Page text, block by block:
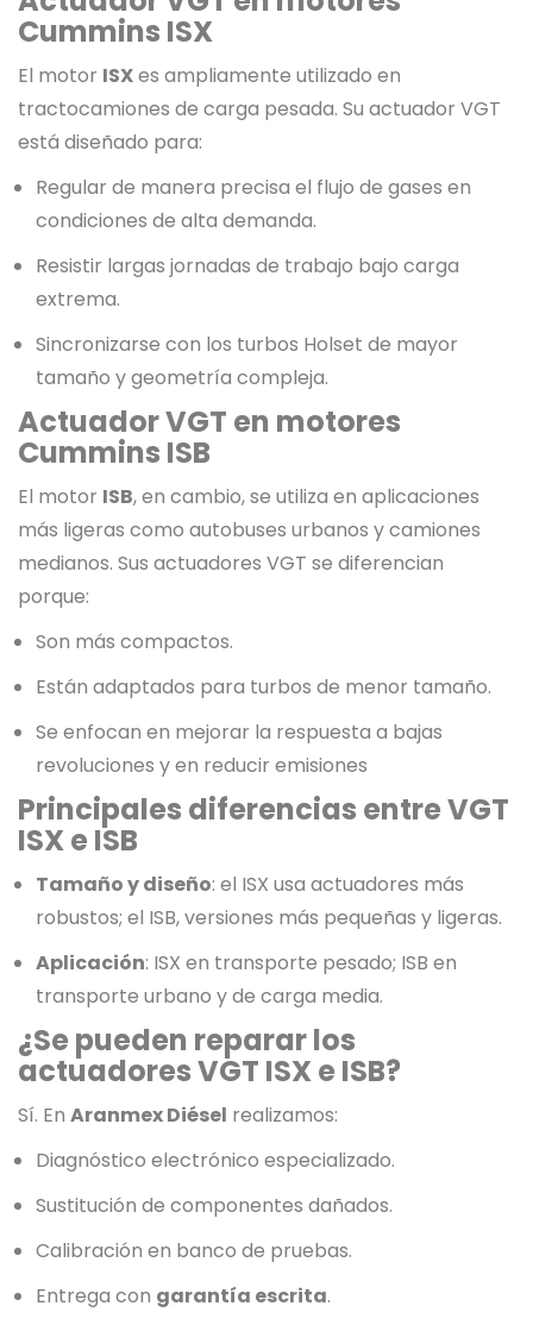
Cummins ISX
El motor ISXes ampliamente utilizado en
tractocamiones de carga pesada. Su actuador VGT
está diseñado para:
Regular de manera precisa el flujo de gases en
condiciones de alta demanda.
Resistir largas jornadas de trabajo bajo carga
extrema.
Sincronizarse con los turbos Holset de mayor
tamaño y geometría compleja.
Actuador VGT en motores
Cummins ISB
El motor ISB, en cambio, se utiliza en aplicaciones
más ligeras como autobuses urbanos y camiones
medianos. Sus actuadores VGT se diferencian
porque:
Son más compactos.
Están adaptados para turbos de menor tamaño.
Se enfocan en mejorar la respuesta a bajas
revoluciones y en reducir emisiones
Principales diferencias entre VGT
ISX e ISB
Tamaño y diseño: el ISX usa actuadores más
robustos; el ISB, versiones más pequeñas y ligeras.
Aplicación: ISX en transporte pesado; ISB en
transporte urbano y de carga media.
¿Se pueden reparar los
actuadores VGT ISX e ISB?
Sí. En Aranmex Diésel realizamos:
Diagnóstico electrónico especializado.
Sustitución de componentes dañados.
Calibración en banco de pruebas.
Entrega con garantía escrita.